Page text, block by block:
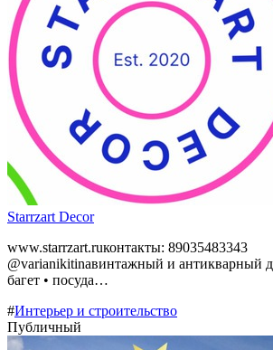
Starrzart Decor
www.starrzart.ruконтакты: 89035483343
@varianikitinaвинтажный и антикварный
багет • посуда…
#Интерьер и строительство
Публичный